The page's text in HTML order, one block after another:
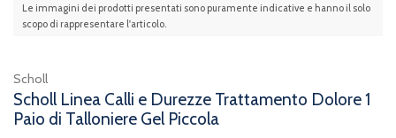
Le immagini dei prodotti presentati sono puramente indicative e hanno il solo
scopo di rappresentare l'articolo.
Scholl
Scholl Linea Calli e Durezze Trattamento Dolore 1
Paio di Talloniere Gel Piccola